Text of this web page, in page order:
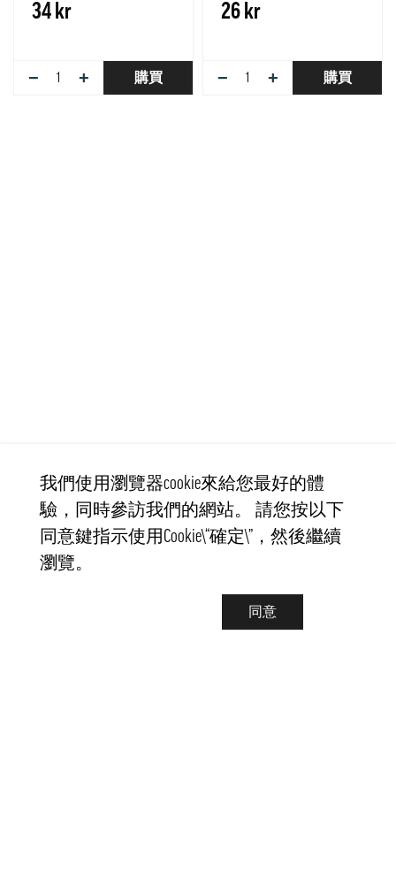
34 kr
− + 購買
26 kr
− + 購買
我們使用瀏覽器cookie來給您最好的體
驗，同時參訪我們的網站。 請您按以下
同意鍵指示使用Cookie\“確定\”，然後繼續
瀏覽。
同意